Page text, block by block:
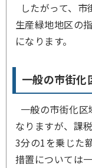
したがって、市
生産緑地地区の
になります。
一般の市街化
一般の市街化
なりますが、課
3分の1を乗じた
措置については